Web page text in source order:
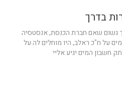
בדרך
גשום שאם חברת הכנסת, אנסטסיה
על ח"כ ראלב, היו מוחלים לה על
חשבון המים יגיע אליי